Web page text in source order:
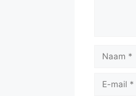
mail